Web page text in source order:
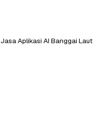
Jasa Aplikasi AI Banggai Laut